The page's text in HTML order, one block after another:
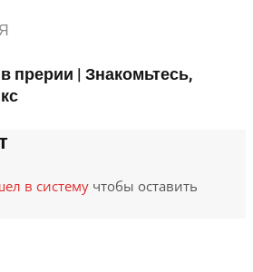
прерии | Знакомьтесь,
в систему чтобы оставить